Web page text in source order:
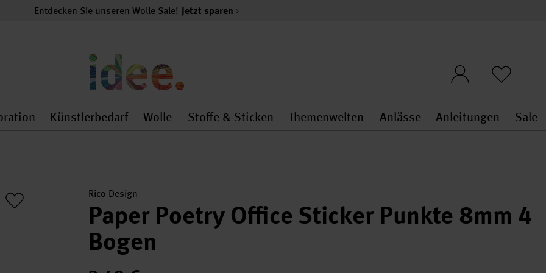
Entdecken Sie unseren Wolle Sale! Jetzt sparen
general.openMenu
Dekoration general.openMenu
Künstlerbedarf
Künstlerbedarf general.openMenu
Wolle
Wolle general.openMenu
Stoffe & Sticken
Stoffe & Sticken general.openMenu
Themenwelten
Themenwelten
Anlässe
Anlässe
Anleitungen Sale
Rico Design
Paper Poetry Office Sticker Punkte 8mm 4
Bogen